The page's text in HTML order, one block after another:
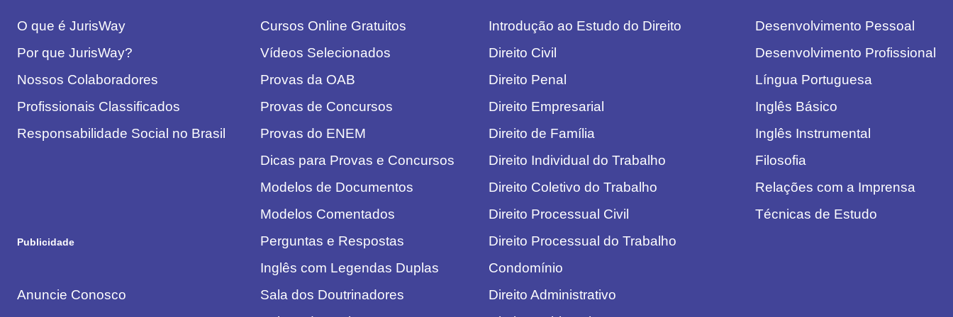
O que é JurisWay
Por que JurisWay?
Nossos Colaboradores
Profissionais Classificados
Responsabilidade Social no Brasil
Publicidade
Anuncie Conosco
Cursos Online Gratuitos
Vídeos Selecionados
Provas da OAB
Provas de Concursos
Provas do ENEM
Dicas para Provas e Concursos
Modelos de Documentos
Modelos Comentados
Perguntas e Respostas
Inglês com Legendas Duplas
Sala dos Doutrinadores
Introdução ao Estudo do Direito
Direito Civil
Direito Penal
Direito Empresarial
Direito de Família
Direito Individual do Trabalho
Direito Coletivo do Trabalho
Direito Processual Civil
Direito Processual do Trabalho
Condomínio
Direito Administrativo
Desenvolvimento Pessoal
Desenvolvimento Profissional
Língua Portuguesa
Inglês Básico
Inglês Instrumental
Filosofia
Relações com a Imprensa
Técnicas de Estudo